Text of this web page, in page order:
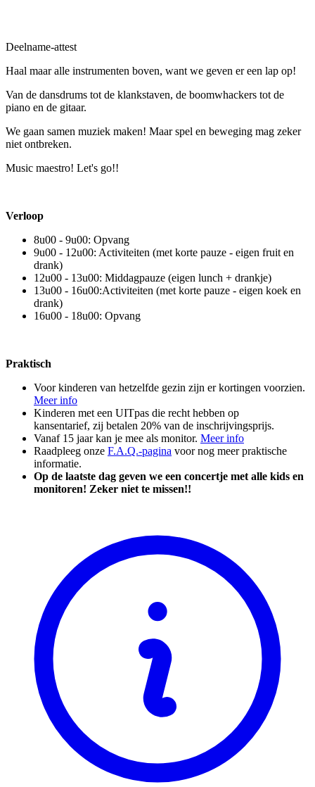
Deelname-attest
Haal maar alle instrumenten boven, want we geven er een lap op!
Van de dansdrums tot de klankstaven, de boomwhackers tot de
piano en de gitaar.
We gaan samen muziek maken! Maar spel en beweging mag zeker
niet ontbreken.
Music maestro! Let's go!!
Verloop
8u00 - 9u00: Opvang
9u00 - 12u00: Activiteiten (met korte pauze - eigen fruit en
drank)
12u00 - 13u00: Middagpauze (eigen lunch + drankje)
13u00 - 16u00:Activiteiten (met korte pauze - eigen koek en
drank)
16u00 - 18u00: Opvang
Praktisch
Voor kinderen van hetzelfde gezin zijn er kortingen voorzien.
Meer info
Kinderen met een UITpas die recht hebben op
kansentarief, zij betalen 20% van de inschrijvingsprijs.
Vanaf 15 jaar kan je mee als monitor. Meer info
Raadpleeg onze F.A.Q.-pagina voor nog meer praktische
informatie.
Op de laatste dag geven we een concertje met alle kids en
monitoren! Zeker niet te missen!!